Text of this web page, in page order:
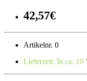
42,57€
Artikelnr. 0
Lieferzeit: In ca. 10